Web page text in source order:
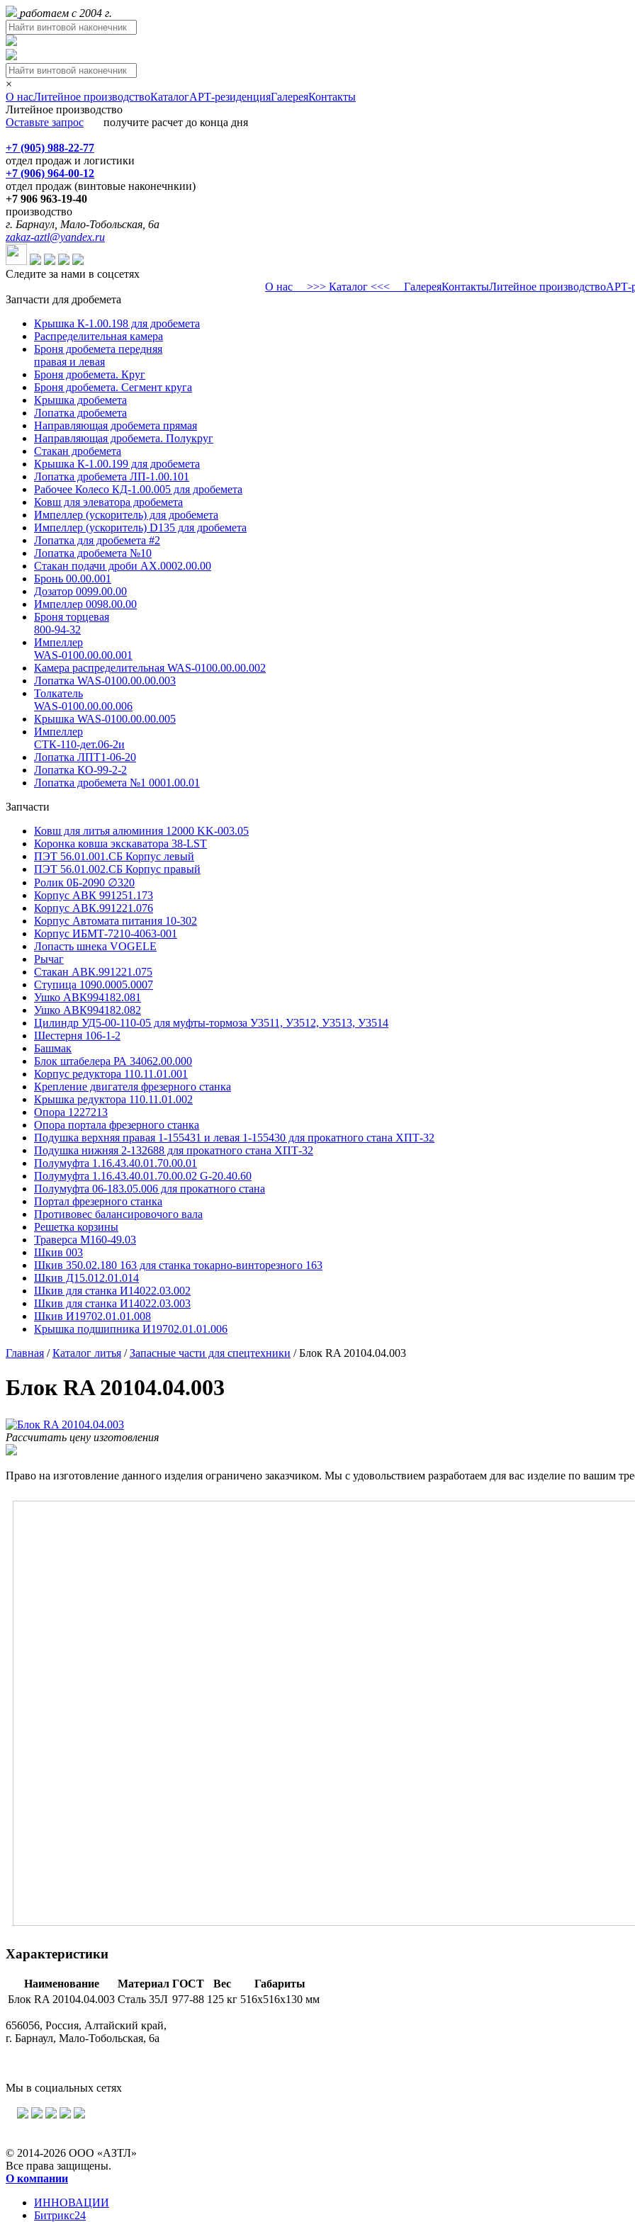
работаем с 2004 г.
×
О насЛитейное производствоКаталогАРТ-резиденцияГалереяКонтакты
Литейное производство
Оставьте запрос получите расчет до конца дня
+7 (905) 988-22-77
отдел продаж и логистики
+7 (906) 964-00-12
отдел продаж (винтовые наконечнкии)
+7 906 963-19-40
производство
г. Барнаул, Мало-Тобольская, 6а
zakaz-aztl@yandex.ru
Следите за нами в соцсетях
О нас >>> Каталог <<< ГалереяКонтактыЛитейное производствоАРТ-
Запчасти для дробемета
Крышка К-1.00.198 для дробемета
Распределительная камера
Броня дробемета передняя
правая и левая
Броня дробемета. Круг
Броня дробемета. Сегмент круга
Крышка дробемета
Лопатка дробемета
Направляющая дробемета прямая
Направляющая дробемета. Полукруг
Стакан дробемета
Крышка К-1.00.199 для дробемета
Лопатка дробемета ЛП-1.00.101
Рабочее Колесо КД-1.00.005 для дробемета
Ковш для элеватора дробемета
Импеллер (ускоритель) для дробемета
Импеллер (ускоритель) D135 для дробемета
Лопатка для дробемета #2
Лопатка дробемета №10
Стакан подачи дроби АХ.0002.00.00
Бронь 00.00.001
Дозатор 0099.00.00
Импеллер 0098.00.00
Броня торцевая
800-94-32
Импеллер
WAS-0100.00.00.001
Камера распределительная WAS-0100.00.00.002
Лопатка WAS-0100.00.00.003
Толкатель
WAS-0100.00.00.006
Крышка WAS-0100.00.00.005
Импеллер
СТК-110-дет.06-2и
Лопатка ЛПТ1-06-20
Лопатка КО-99-2-2
Лопатка дробемета №1 0001.00.01
Запчасти
Ковш для литья алюминия 12000 KK-003.05
Коронка ковша экскаватора 38-LST
ПЭТ 56.01.001.СБ Корпус левый
ПЭТ 56.01.002.СБ Корпус правый
Ролик 0Б-2090 ∅320
Корпус АВК 991251.173
Корпус АВК.991221.076
Корпус Автомата питания 10-302
Корпус ИБМТ-7210-4063-001
Лопасть шнека VOGELE
Рычаг
Стакан АВК.991221.075
Ступица 1090.0005.0007
Ушко АВК994182.081
Ушко АВК994182.082
Цилиндр УД5-00-110-05 для муфты-тормоза У3511, У3512, У3513, У3514
Шестерня 106-1-2
Башмак
Блок штабелера РА 34062.00.000
Корпус редуктора 110.11.01.001
Крепление двигателя фрезерного станка
Крышка редуктора 110.11.01.002
Опора 1227213
Опора портала фрезерного станка
Подушка верхняя правая 1-155431 и левая 1-155430 для прокатного стана ХПТ-32
Подушка нижняя 2-132688 для прокатного стана ХПТ-32
Полумуфта 1.16.43.40.01.70.00.01
Полумуфта 1.16.43.40.01.70.00.02 G-20.40.60
Полумуфта 06-183.05.006 для прокатного стана
Портал фрезерного станка
Противовес балансировочого вала
Решетка корзины
Траверса М160-49.03
Шкив 003
Шкив 350.02.180 163 для станка токарно-винторезного 163
Шкив Д15.012.01.014
Шкив для станка И14022.03.002
Шкив для станка И14022.03.003
Шкив И19702.01.01.008
Крышка подшипника И19702.01.01.006
Главная /Каталог литья /Запасные части для спецтехники /Блок RA 20104.04.003
Блок RA 20104.04.003
Рассчитать цену изготовления
Право на изготовление данного изделия ограничено заказчиком. Мы с удовольствием разработаем для вас изделие по вашим
Характеристики
Наименование Материал ГОСТ Вес
Габариты
Блок RA 20104.04.003 Сталь 35Л 977-88 125 кг 516х516х130 мм
656056, Россия, Алтайский край,
г. Барнаул, Мало-Тобольская, 6а
Мы в социальных сетях
© 2014-2026 ООО «АЗТЛ»
Все права защищены.
О компании
ИННОВАЦИИ
Битрикс24